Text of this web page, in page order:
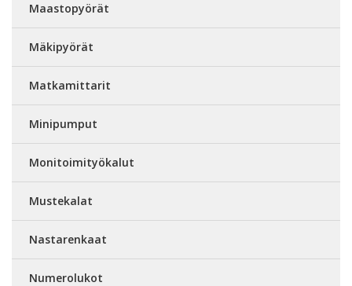
Maastopyörät
Mäkipyörät
Matkamittarit
Minipumput
Monitoimityökalut
Mustekalat
Nastarenkaat
Numerolukot